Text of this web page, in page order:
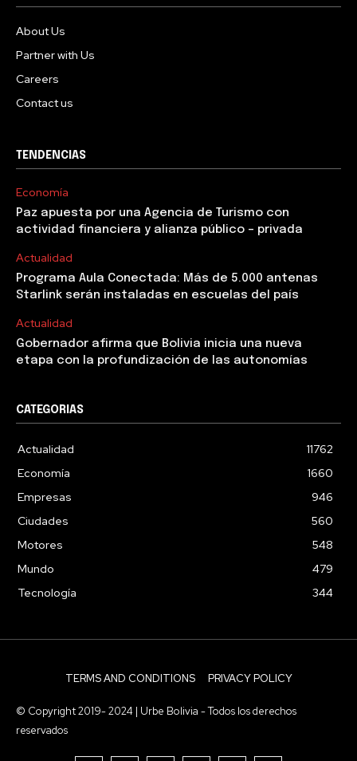
About Us
Partner with Us
Careers
Contact us
TENDENCIAS
Economía
Paz apuesta por una Agencia de Turismo con
actividad financiera y alianza público – privada
Actualidad
Programa Aula Conectada: Más de 5.000 antenas
Starlink serán instaladas en escuelas del país
Actualidad
Gobernador afirma que Bolivia inicia una nueva
etapa con la profundización de las autonomías
CATEGORIAS
Actualidad
11762
Economía
1660
Empresas
946
Ciudades
560
Motores
548
Mundo
479
Tecnología
344
TERMS AND CONDITIONS PRIVACY POLICY
© Copyright 2019- 2024 | Urbe Bolivia - Todos los derechos
reservados